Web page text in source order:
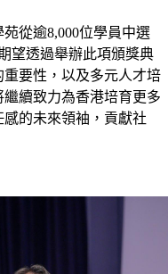
從逾8,000位學員中選
望透過舉辦此項頒獎典
要性，以及多元人才培
續致力為香港培育更多
的未來領袖，貢獻社